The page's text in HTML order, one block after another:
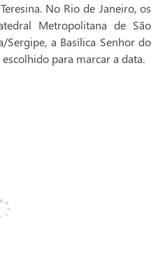
No Rio de Janeiro, os
Metropolitana de São
Sergipe, a Basílica Senhor do
para marcar a data.